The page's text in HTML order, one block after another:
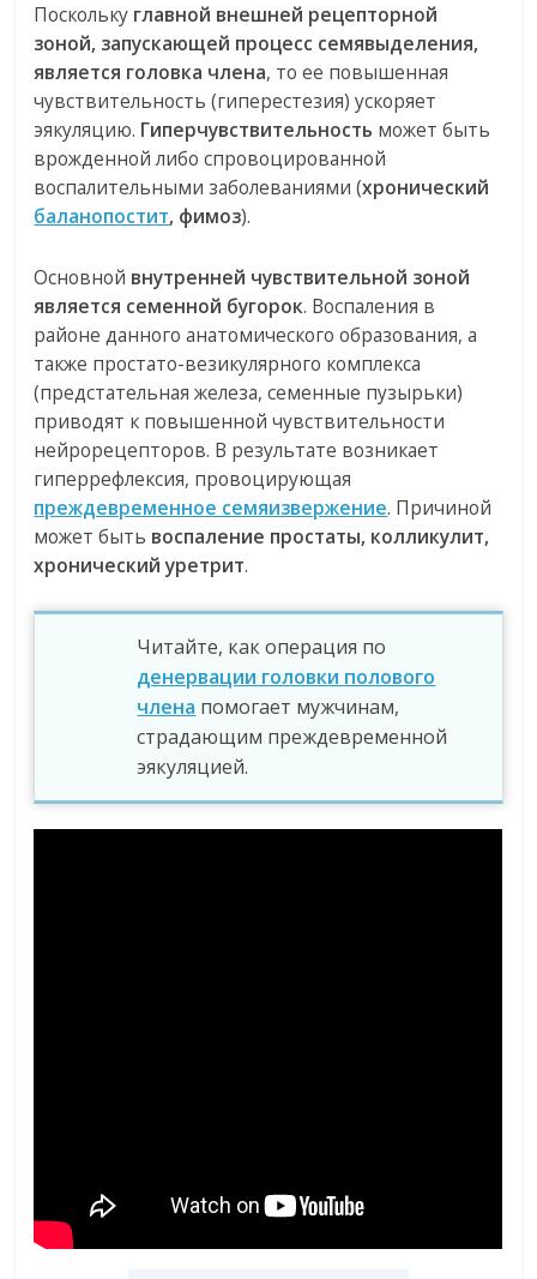
Поскольку главной внешней рецепторной
зоной, запускающей процесс семявыделения,
является головка члена, то ее повышенная
чувствительность (гиперестезия) ускоряет
эякуляцию. Гиперчувствительность может быть
врожденной либо спровоцированной
воспалительными заболеваниями (хронический
баланопостит, фимоз).
Основной внутренней чувствительной зоной
является семенной бугорок. Воспаления в
районе данного анатомического образования, а
также простато-везикулярного комплекса
(предстательная железа, семенные пузырьки)
приводят к повышенной чувствительности
нейрорецепторов. В результате возникает
гиперрефлексия, провоцирующая
преждевременное семяизвержение. Причиной
может быть воспаление простаты, колликулит,
хронический уретрит.
Читайте, как операция по
денервации головки полового
члена помогает мужчинам,
страдающим преждевременной
эякуляцией.